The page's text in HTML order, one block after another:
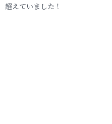
超えていました！